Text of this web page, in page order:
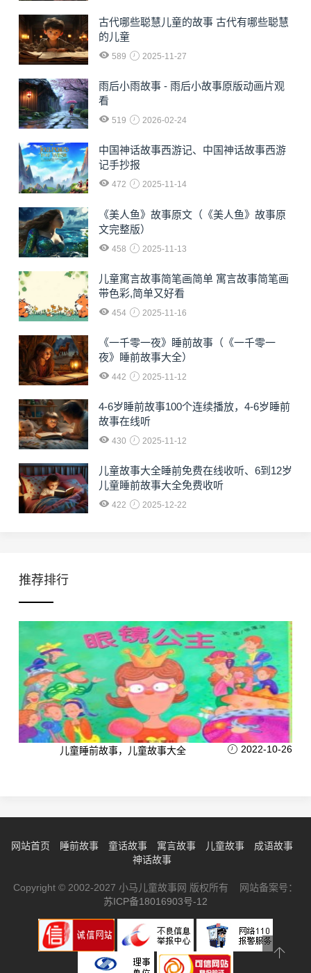
古代哪些聪慧儿童的故事 古代有哪些聪慧
的儿童
589 2025-11-27
雨后小雨故事 - 雨后小故事原版动画片观
看
519 2026-02-24
中国神话故事西游记、中国神话故事西游
记手抄报
472 2025-11-14
《美人鱼》故事原文（《美人鱼》故事原
文完整版）
458 2025-11-13
儿童寓言故事简笔画简单 寓言故事简笔画
带色彩,简单又好看
454 2025-11-16
《一千零一夜》睡前故事（《一千零一
夜》睡前故事大全）
442 2025-11-12
4-6岁睡前故事100个连续播放，4-6岁睡前
故事在线听
430 2025-11-12
儿童故事大全睡前免费在线收听、6到12岁
儿童睡前故事大全免费收听
422 2025-12-22
推荐排行
儿童睡前故事，儿童故事大全 2022-10-26
网站首页 睡前故事 童话故事 寓言故事 儿童故事
成语故事
神话故事
Copyright © 2002-2027 小马儿童故事网 版权所有 网站备案号：
苏ICP备18016903号-12